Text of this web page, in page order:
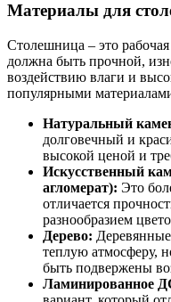
Материалы для
Столешница – это
должна быть прочной,
воздействию влаги и
популярными
Натуральный
долговечный и
высокой ценой и
Искусственный
агломерат): Это
отличается
разнообразием
Дерево:
теплую атмосферу,
быть подвержены
Ламинированное